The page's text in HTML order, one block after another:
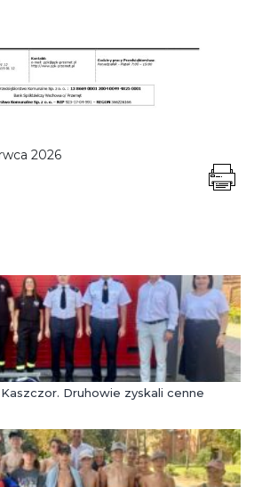
2026
Druhowie zyskali cenne